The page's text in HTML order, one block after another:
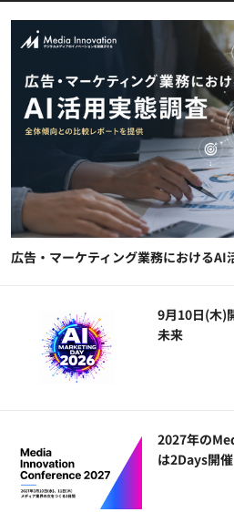
広告・マーケティング業務におけるAI
9月10日(木)
未来
2027年の
は2Days開